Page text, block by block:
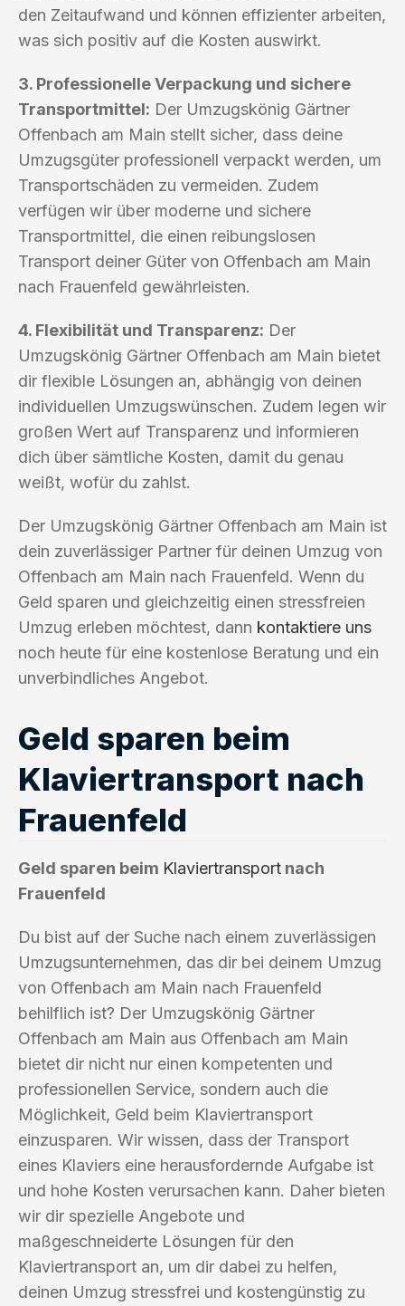
den Zeitaufwand und können effizienter arbeiten,
was sich positiv auf die Kosten auswirkt.
3. Professionelle Verpackung und sichere
Transportmittel: Der Umzugskönig Gärtner
Offenbach am Main stellt sicher, dass deine
Umzugsgüter professionell verpackt werden, um
Transportschäden zu vermeiden. Zudem
verfügen wir über moderne und sichere
Transportmittel, die einen reibungslosen
Transport deiner Güter von Offenbach am Main
nach Frauenfeld gewährleisten.
4. Flexibilität und Transparenz: Der
Umzugskönig Gärtner Offenbach am Main bietet
dir flexible Lösungen an, abhängig von deinen
individuellen Umzugswünschen. Zudem legen wir
großen Wert auf Transparenz und informieren
dich über sämtliche Kosten, damit du genau
weißt, wofür du zahlst.
Der Umzugskönig Gärtner Offenbach am Main ist
dein zuverlässiger Partner für deinen Umzug von
Offenbach am Main nach Frauenfeld. Wenn du
Geld sparen und gleichzeitig einen stressfreien
Umzug erleben möchtest, dann kontaktiere uns
noch heute für eine kostenlose Beratung und ein
unverbindliches Angebot.
Geld sparen beim
Klaviertransport nach
Frauenfeld
Geld sparen beim Klaviertransport nach
Frauenfeld
Du bist auf der Suche nach einem zuverlässigen
Umzugsunternehmen, das dir bei deinem Umzug
von Offenbach am Main nach Frauenfeld
behilflich ist? Der Umzugskönig Gärtner
Offenbach am Main aus Offenbach am Main
bietet dir nicht nur einen kompetenten und
professionellen Service, sondern auch die
Möglichkeit, Geld beim Klaviertransport
einzusparen. Wir wissen, dass der Transport
eines Klaviers eine herausfordernde Aufgabe ist
und hohe Kosten verursachen kann. Daher bieten
wir dir spezielle Angebote und
maßgeschneiderte Lösungen für den
Klaviertransport an, um dir dabei zu helfen,
deinen Umzug stressfrei und kostengünstig zu